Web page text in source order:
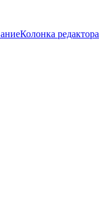
Колонка редактора